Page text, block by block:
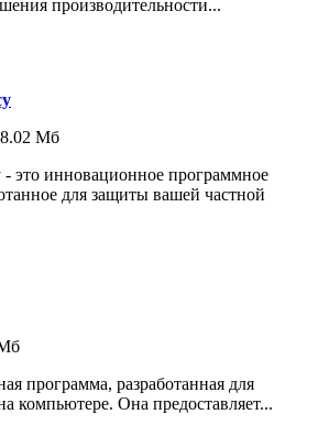
производительности...
Мб
это инновационное программное
для защиты вашей частной
программа, разработанная для
компьютере. Она предоставляет...